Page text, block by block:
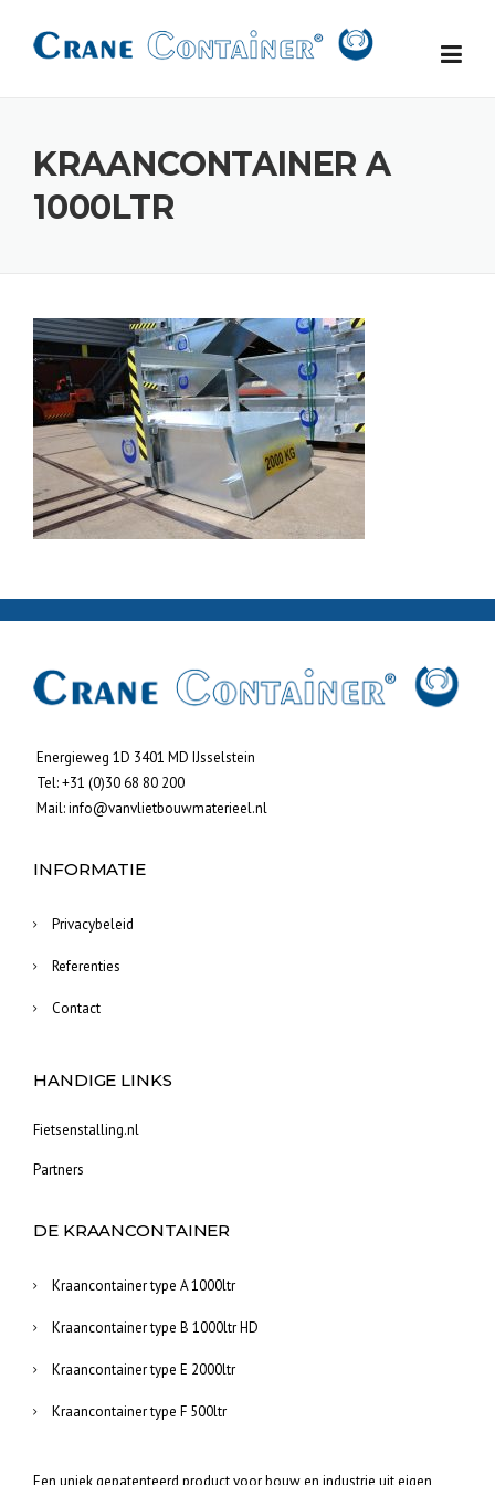
content
KRAANCONTAINER A
1000LTR
Energieweg 1D 3401 MD IJsselstein
Tel:+31 (0)30 68 80 200
Mail:info@vanvlietbouwmaterieel.nl
INFORMATIE
Privacybeleid
Referenties
Contact
HANDIGE LINKS
Fietsenstalling.nl
Partners
DE KRAANCONTAINER
Kraancontainer type A 1000ltr
Kraancontainer type B 1000ltr HD
Kraancontainer type E 2000ltr
Kraancontainer type F 500ltr
Een uniek gepatenteerd product voor bouw en industrie uit eigen